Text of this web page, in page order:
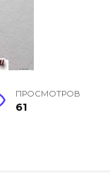
ПРОСМОТРОВ
61